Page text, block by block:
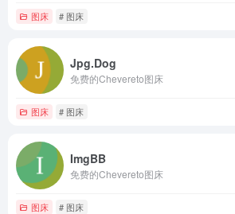
图床 # 图床
Jpg.Dog
免费的Chevereto图床
图床 # 图床
ImgBB
免费的Chevereto图床
图床 # 图床